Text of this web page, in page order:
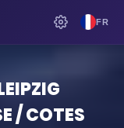
FR
/ COTES